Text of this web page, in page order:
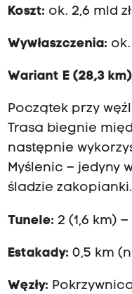
Koszt: ok. 2,6 mld
Wywłaszczenia:
Wariant E (28,3 km)
Początek przy
Trasa biegnie
następnie
Myślenic – jedyny
śladzie zakopianki.
Tunele: 2 (1,6 km)
Estakady: 0,5 km
Węzły: